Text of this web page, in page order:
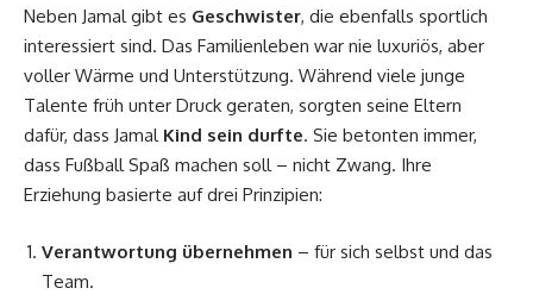
Neben Jamal gibt es Geschwister, die ebenfalls sportlich
interessiert sind. Das Familienleben war nie luxuriös, aber
voller Wärme und Unterstützung. Während viele junge
Talente früh unter Druck geraten, sorgten seine Eltern
dafür, dass Jamal Kind sein durfte. Sie betonten immer,
dass Fußball Spaß machen soll – nicht Zwang. Ihre
Erziehung basierte auf drei Prinzipien:
Verantwortung übernehmen – für sich selbst und das
Team.